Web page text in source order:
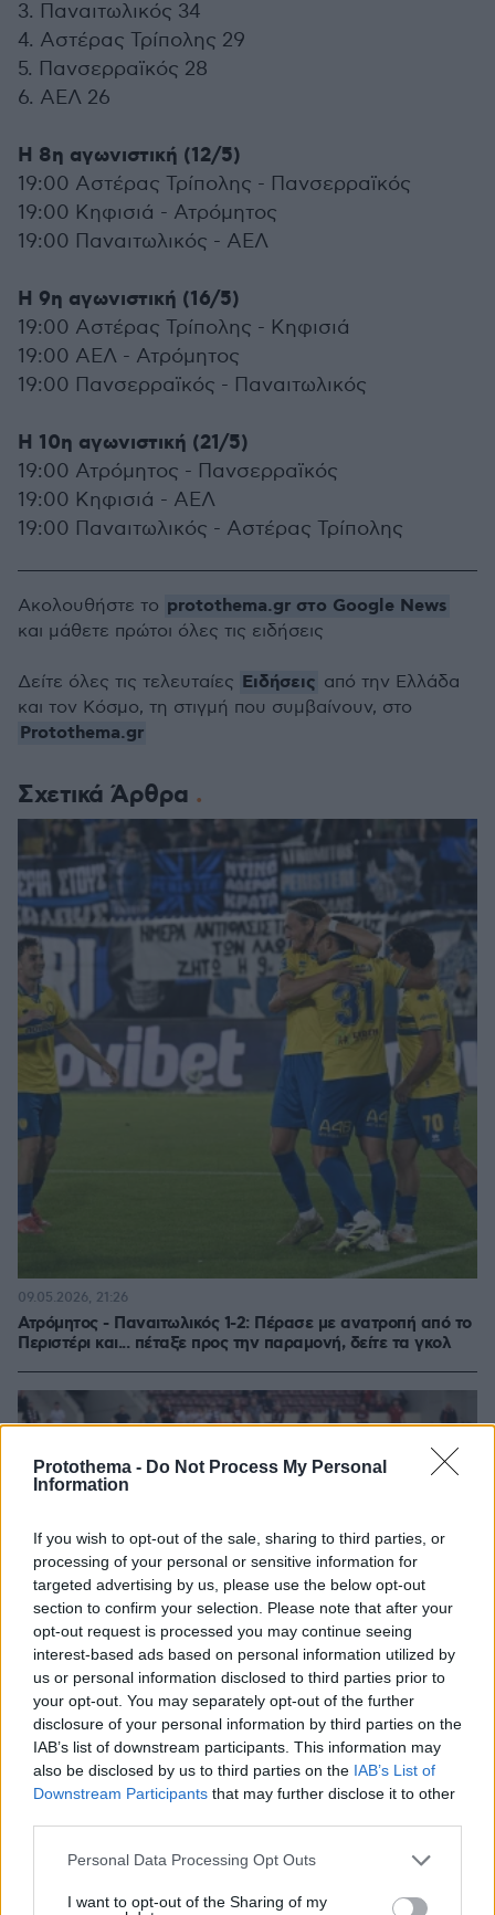
Protothema - Do Not Process My Personal
Information
If you wish to opt-out of the sale, sharing to third parties, or
processing of your personal or sensitive information for
targeted advertising by us, please use the below opt-out
section to confirm your selection. Please note that after your
opt-out request is processed you may continue seeing
interest-based ads based on personal information utilized by
us or personal information disclosed to third parties prior to
your opt-out. You may separately opt-out of the further
disclosure of your personal information by third parties on the
IAB’s list of downstream participants. This information may
also be disclosed by us to third parties on the IAB’s List of
Downstream Participants that may further disclose it to other
Please note that this website/app uses one or more Google
not limited to your visit or usage behaviour. You may click to
Personal Data Processing Opt Outs
I want to opt-out of the Sharing of my
3. Παναιτωλικός 34
4. Αστέρας Τρίπολης 29
5. Πανσερραϊκός 28
6. ΑΕΛ 26
Η 8η αγωνιστική (12/5)
19:00 Αστέρας Τρίπολης - Πανσερραϊκός
19:00 Κηφισιά - Ατρόμητος
19:00 Παναιτωλικός - ΑΕΛ
Η 9η αγωνιστική (16/5)
19:00 Αστέρας Τρίπολης - Κηφισιά
19:00 ΑΕΛ - Ατρόμητος
19:00 Πανσερραϊκός - Παναιτωλικός
Η 10η αγωνιστική (21/5)
19:00 Ατρόμητος - Πανσερραϊκός
19:00 Κηφισιά - ΑΕΛ
19:00 Παναιτωλικός - Αστέρας Τρίπολης
Σχετικά Άρθρα
Ατρόμητος - Παναιτωλικός 1-2: Πέρασε με ανατροπή από το
Περιστέρι και... πέταξε προς την παραμονή, δείτε τα γκολ
09.05.2026, 21:26
ΑΕΛ - Αστέρας Τρίπολης 1-1: Μοιρασιά στη Λάρισα με
09.05.2026, 18:55
Ακολουθήστε το protothema.gr στο Google News
και μάθετε πρώτοι όλες τις ειδήσεις
Δείτε όλες τις τελευταίες Ειδήσεις από την Ελλάδα
και τον Κόσμο, τη στιγμή που συμβαίνουν, στο
Protothema.gr